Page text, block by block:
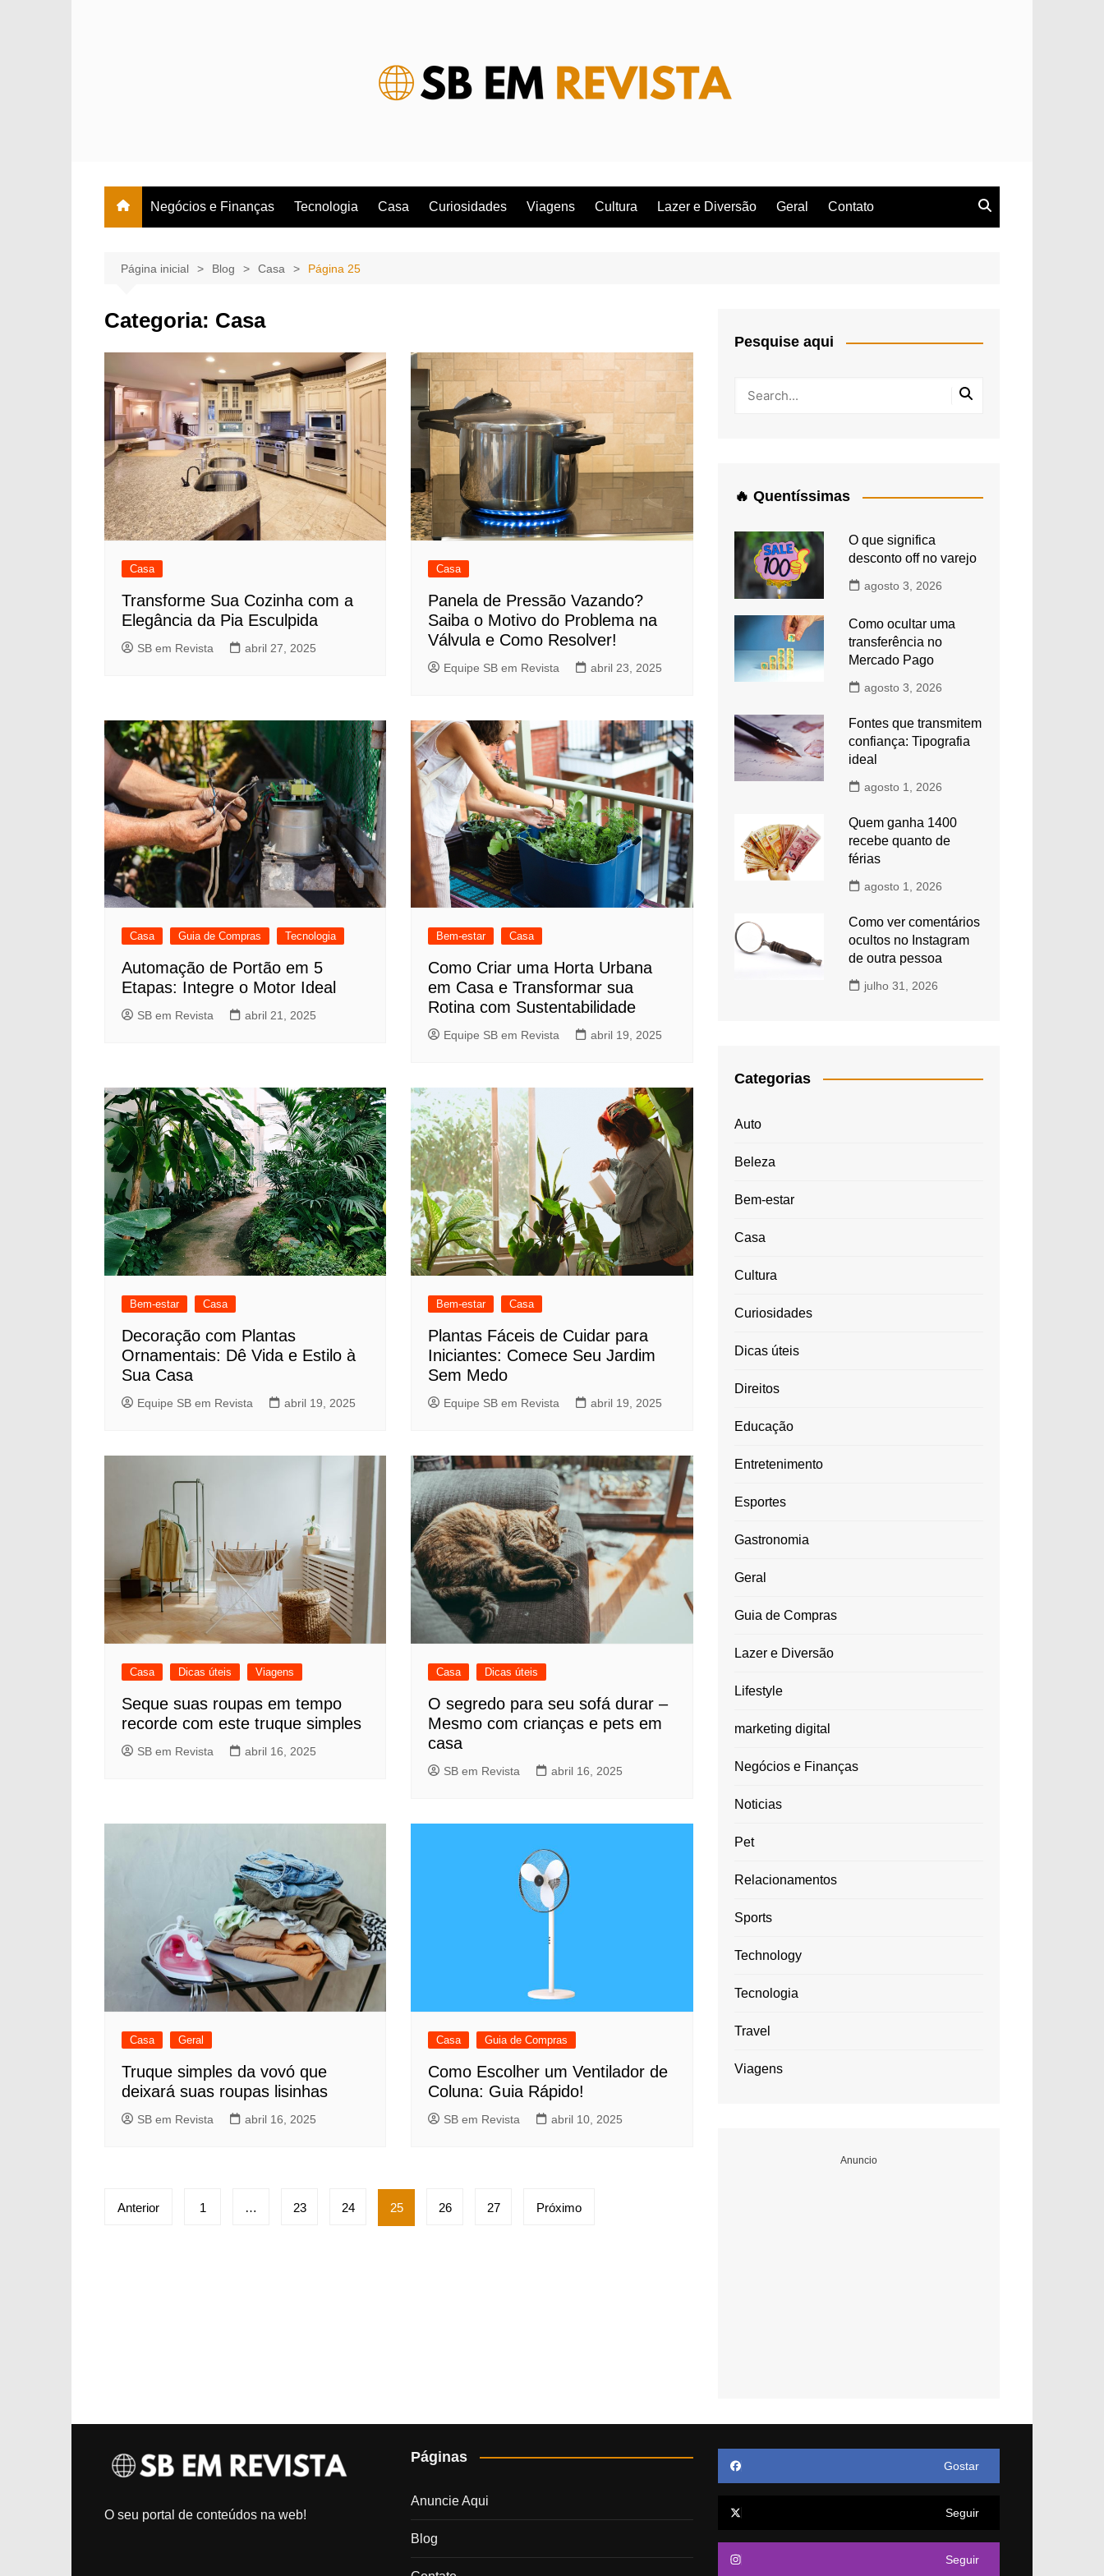
Negócios e Finanças Tecnologia Casa Curiosidades Viagens Cultura Lazer e Diversão Geral Contato
Página inicial Blog Casa Página 25
Categoria: Casa
Casa
Transforme Sua Cozinha com a
Elegância da Pia Esculpida
SB em Revista abril 27, 2025
Casa
Panela de Pressão Vazando?
Saiba o Motivo do Problema na
Válvula e Como Resolver!
Equipe SB em Revista abril 23, 2025
Casa Guia de Compras Tecnologia
Automação de Portão em 5
Etapas: Integre o Motor Ideal
SB em Revista abril 21, 2025
Bem-estar Casa
Como Criar uma Horta Urbana
em Casa e Transformar sua
Rotina com Sustentabilidade
Equipe SB em Revista abril 19, 2025
Bem-estar Casa
Decoração com Plantas
Ornamentais: Dê Vida e Estilo à
Sua Casa
Equipe SB em Revista abril 19, 2025
Bem-estar Casa
Plantas Fáceis de Cuidar para
Iniciantes: Comece Seu Jardim
Sem Medo
Equipe SB em Revista abril 19, 2025
Casa Dicas úteis Viagens
Seque suas roupas em tempo
recorde com este truque simples
SB em Revista abril 16, 2025
Casa Dicas úteis
O segredo para seu sofá durar –
Mesmo com crianças e pets em
casa
SB em Revista abril 16, 2025
Casa Geral
Truque simples da vovó que
deixará suas roupas lisinhas
SB em Revista abril 16, 2025
Casa Guia de Compras
Como Escolher um Ventilador de
Coluna: Guia Rápido!
SB em Revista abril 10, 2025
Paginação
Anterior 1 … 23 24 25 26 27 Próximo
Pesquise aqui
🔥 Quentíssimas
O que significa
desconto off no varejo
agosto 3, 2026
Como ocultar uma
transferência no
Mercado Pago
agosto 3, 2026
Fontes que transmitem
confiança: Tipografia
ideal
agosto 1, 2026
Quem ganha 1400
recebe quanto de
férias
agosto 1, 2026
Como ver comentários
ocultos no Instagram
de outra pessoa
julho 31, 2026
Categorias
Auto
Beleza
Bem-estar
Casa
Cultura
Curiosidades
Dicas úteis
Direitos
Educação
Entretenimento
Esportes
Gastronomia
Geral
Guia de Compras
Lazer e Diversão
Lifestyle
marketing digital
Negócios e Finanças
Noticias
Pet
Relacionamentos
Sports
Technology
Tecnologia
Travel
Viagens
Anuncio
O seu portal de conteúdos na web!
Páginas
Anuncie Aqui
Blog
Gostar
Seguir
Seguir